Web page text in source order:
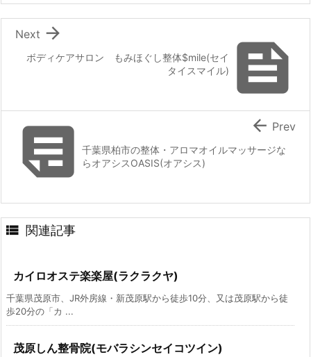

ボディケアサロン もみほぐし整体$mile(セイ
タイスマイル)

Next
千葉県柏市の整体・アロマオイルマッサージな
らオアシスOASIS(オアシス)
 Prev
 関連記事
カイロオステ楽楽屋(ラクラクヤ)
千葉県茂原市、JR外房線・新茂原駅から徒歩10分、又は茂原駅から徒
歩20分の「カ ...
茂原しん整骨院(モバラシンセイコツイン)